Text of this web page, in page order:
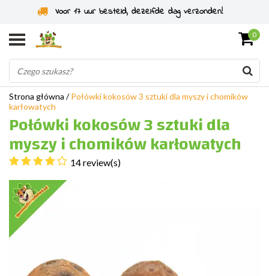
Specjaliści od gryzoni od 2011 roku
0
Strona główna /Połówki kokosów 3 sztuki dla myszy i chomików
karłowatych
Połówki kokosów 3 sztuki dla
myszy i chomików karłowatych
14 review(s)